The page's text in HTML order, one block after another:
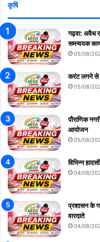
कृषि
गढ़वा: अवैध
समन्वयक
05/08/
करंट लगने से
05/08/
पौराणिक
आयोजन
05/08/
विभिन्न
04/08/
प्रशासन के
वारदाते
04/08/